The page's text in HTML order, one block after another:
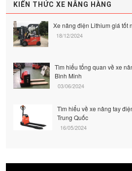
KIẾN THỨC XE NÂNG HÀNG
Xe nâng điện Lithium giá tốt
18/12/2024
Tìm hiểu tổng quan về xe
Bình Minh
03/06/2024
Tìm hiểu về xe nâng tay
Trung Quốc
16/05/2024